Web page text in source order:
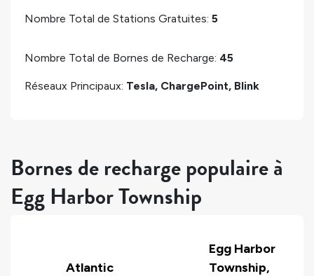
Nombre Total de Stations Gratuites: 5
Nombre Total de Bornes de Recharge: 45
Réseaux Principaux: Tesla, ChargePoint, Blink
Bornes de recharge populaire à
Egg Harbor Township
Atlantic
Egg Harbor
Township,